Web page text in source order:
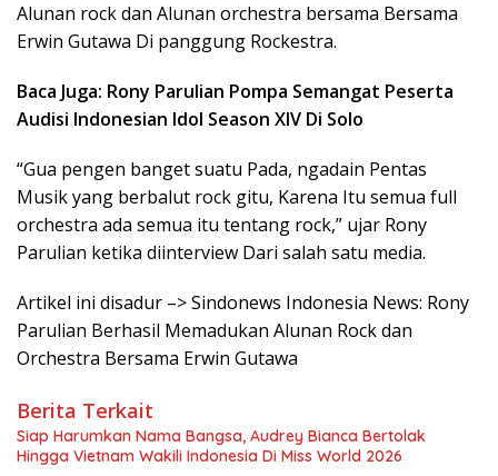
Alunan rock dan Alunan orchestra bersama Bersama
Erwin Gutawa Di panggung Rockestra.
Baca Juga: Rony Parulian Pompa Semangat Peserta
Audisi Indonesian Idol Season XIV Di Solo
“Gua pengen banget suatu Pada, ngadain Pentas
Musik yang berbalut rock gitu, Karena Itu semua full
orchestra ada semua itu tentang rock,” ujar Rony
Parulian ketika diinterview Dari salah satu media.
Artikel ini disadur –> Sindonews Indonesia News: Rony
Parulian Berhasil Memadukan Alunan Rock dan
Orchestra Bersama Erwin Gutawa
Berita Terkait
Siap Harumkan Nama Bangsa, Audrey Bianca Bertolak
Hingga Vietnam Wakili Indonesia Di Miss World 2026